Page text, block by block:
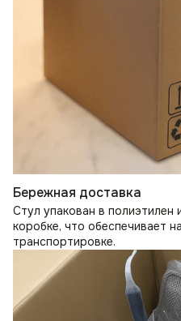
Бережная доставка
Стул упакован в полиэтилен
коробке, что обеспечивает
транспортировке.